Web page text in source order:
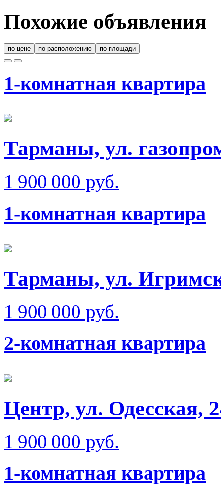
Похожие объявления
по цене по расположению по площади
1-комнатная квартира
Тарманы, ул.
1 900 000 руб.
1-комнатная квартира
Тарманы, ул.
1 900 000 руб.
2-комнатная квартира
Центр, ул. Одесская,
1 900 000 руб.
1-комнатная квартира